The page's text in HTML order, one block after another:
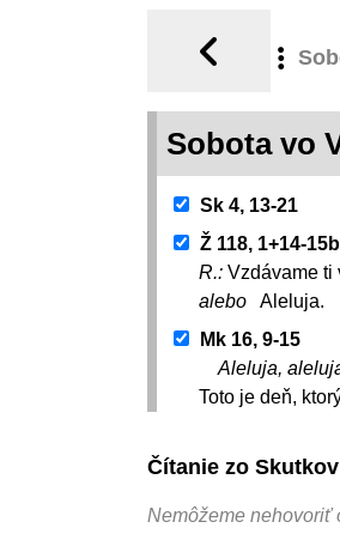
Sobota vo
Sk 4, 13-21
Ž 118, 1+14-
R.: Vzdávame ti
alebo
Aleluja.
Mk 16, 9-15
Aleluja,
Toto je deň,
Čítanie zo
Nemôžeme nehovoriť